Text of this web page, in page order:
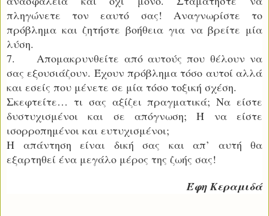
πληγώνετε τον εαυτό σας! Αναγνωρίστε το
πρόβλημα και ζητήστε βοήθεια για να βρείτε μία
λύση.
7. Απομακρυνθείτε από αυτούς που θέλουν να
σας εξουσιάζουν. Έχουν πρόβλημα τόσο αυτοί αλλά
και εσείς που μένετε σε μία τόσο τοξική σχέση.
Σκεφτείτε… τι σας αξίζει πραγματικά; Να είστε
δυστυχισμένοι και σε απόγνωση; Ή να είστε
ισορροπημένοι και ευτυχισμένοι;
Η απάντηση είναι δική σας και απ’ αυτή θα
εξαρτηθεί ένα μεγάλο μέρος της ζωής σας!
Έφη Κεραμιδά